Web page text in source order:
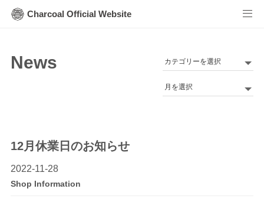
Charcoal Official Website
News
カ
ゴArchives
12月休業日のお知らせ
2022-11-28
Shop Information